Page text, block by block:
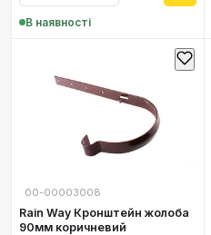
В наявності
00-00003008
Rain Way Кронштейн жолоба
90мм коричневий